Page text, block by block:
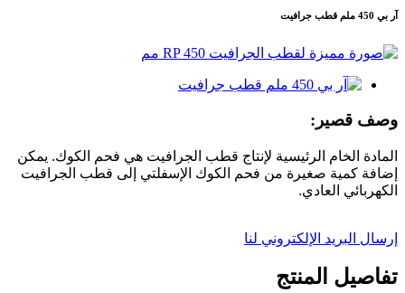
آر بي 450 ملم قطب جرافيت
وصف قصير:
المادة الخام الرئيسية لإنتاج قطب الجرافيت هي فحم الكوك. يمكن
إضافة كمية صغيرة من فحم الكوك الإسفلتي إلى قطب الجرافيت
الكهربائي العادي.
إرسال البريد الإلكتروني لنا
تفاصيل المنتج